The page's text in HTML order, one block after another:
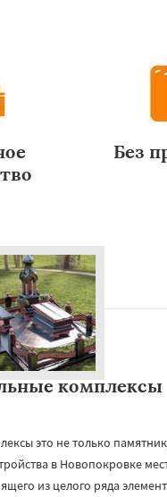
Без
комплексы
это не только
в Новопокровке
из целого ряда